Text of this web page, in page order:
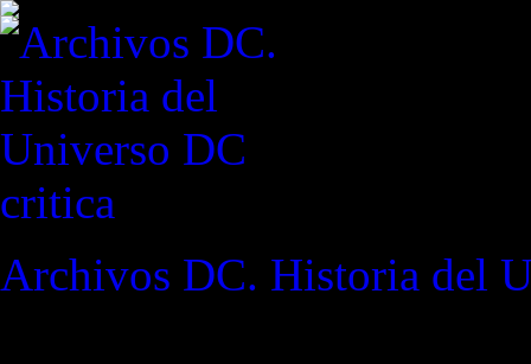
critica
Archivos DC. Historia del